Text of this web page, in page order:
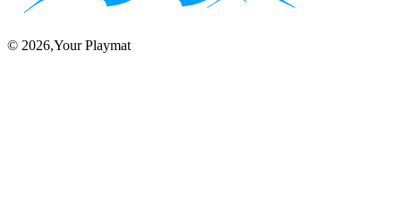
© 2026,Your Playmat